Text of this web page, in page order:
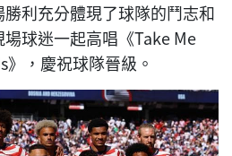
利充分體現了球隊的鬥志和
球迷一起高唱《Take Me
，慶祝球隊晉級。